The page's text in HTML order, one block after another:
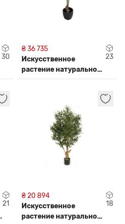
30
₴ 36 735
Искусственное
растение натуральное
оливкове дерево
23
21
₴ 20 894
Искусственное
растение натуральное
18